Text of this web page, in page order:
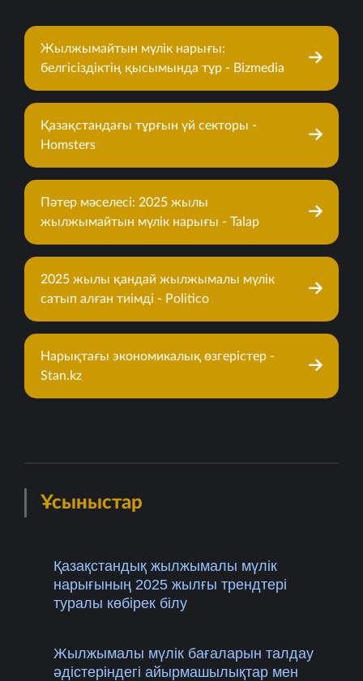
Жылжымайтын мүлік нарығы:
белгісіздіктің қысымында тұр - Bizmedia
Қазақстандағы тұрғын үй секторы -
Homsters
Пәтер мәселесі: 2025 жылы
жылжымайтын мүлік нарығы - Talap
2025 жылы қандай жылжымалы мүлік
сатып алған тиімді - Politico
Нарықтағы экономикалық өзгерістер -
Stan.kz
Ұсыныстар
Қазақстандық жылжымалы мүлік
нарығының 2025 жылғы трендтері
туралы көбірек білу
Жылжымалы мүлік бағаларын талдау
әдістеріндегі айырмашылықтар мен